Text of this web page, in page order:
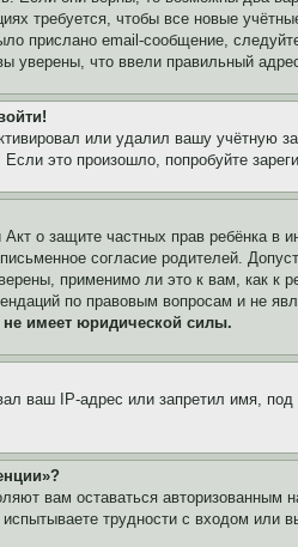
требуется, чтобы все новые
прислано email-сообщение,
уверены, что ввели правильный
или удалил вашу
это произошло, попробуйте
о защите частных прав ребёнка
согласие родителей.
применимо ли это к вам, как к
по правовым вопросам и не
имеет юридической силы.
ваш IP-адрес или запретил имя,
вам оставаться
трудности с входом